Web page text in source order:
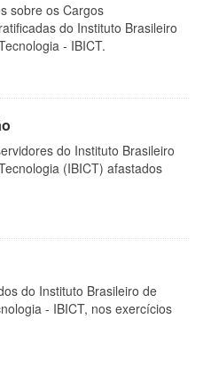
sobre os Cargos
do Instituto Brasileiro
- IBICT.
do Instituto Brasileiro
(IBICT) afastados
do Instituto Brasileiro de
- IBICT, nos exercícios